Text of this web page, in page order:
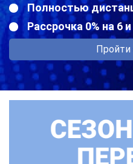
Полностью
Рассрочка 0% на 6
Пройти